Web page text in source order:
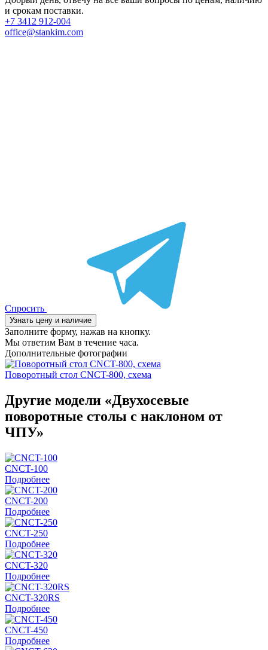
и срокам поставки.
+7 3412 912-004
office@stankim.com
Спросить
Узнать цену и наличие
Заполните форму, нажав на кнопку.
Мы ответим Вам в течение часа.
Дополнительные фотографии
Поворотный стол CNCT-800, схема
Другие модели «Двухосевые
поворотные столы с наклоном от
ЧПУ»
CNCT-100
Подробнее
CNCT-200
Подробнее
CNCT-250
Подробнее
CNCT-320
Подробнее
CNCT-320RS
Подробнее
CNCT-450
Подробнее